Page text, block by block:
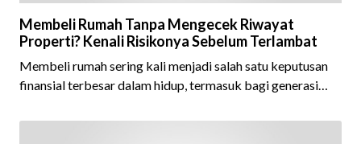
Membeli Rumah Tanpa Mengecek Riwayat
Properti? Kenali Risikonya Sebelum Terlambat
Membeli rumah sering kali menjadi salah satu keputusan
finansial terbesar dalam hidup, termasuk bagi generasi
kepemilikan hunian maupun investasi properti. Namun